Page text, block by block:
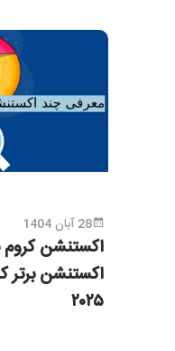
28 آبان 1404
اکستنشن برتر
۲۰۲۵